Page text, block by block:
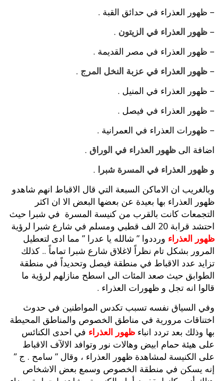
– ظهور العذراء في حدائق القبة .
–ظهور العذراء في الزيتون .
– ظهور العذراء في مصر القديمة .
–ظهور العذراء في عزبة النخل المرج .
– ظهور العذراء في المنيل .
– ظهور العذراء في فيصل .
– ظهورات العذراء في العمرانية .
اضافة الىظهور العذراء في الوراق .
وظهور العذراء في المسرة شبرا .
وبالغريب ان الاماكن السبعة التي قال الاقباط انهم شاهدو
ظهور العذراء بها بعيدة عن بعضها البعض الا ان اكثر
التجمعات كانت بالقرب من كنيسة المسرة في شبرا حيث
احتشد قرابة 20 الف قطبي ومسلم في شارع شبرا لرؤية
ظهور العذراء ورددوا ” شالله يا عدرا ” مما ادى لتعطيل
المرور بشكل تام نظراً لاغلاق شارع شبرا تماماً .. كذلك
تزايد عدد الاقباط في منطقة فيصل وتحديداً في منطقة
الطوابق حيث صعد المئات الى اسطح منازلهم لرؤية ما
قالوا انه تجل و ظهورات العذراء .
وفي السياق نفسه تسبب تكدس المواطنين في حدوث
اختناقات مرورية في مناطق الخصوص والمناطق المحيطة
بها وذلك بعد تردد انباءظهور العذراء في احدى الكنائس
على هيئة حمام ابيض وهالات نور وتوافد الالآف الاقباط
على الكنيسة لمشاهدة ظهور العذراء ، وقال ” سامح . ج ”
إنه يسكن في منطقة الخصوص وسمع بعض الاشخاص